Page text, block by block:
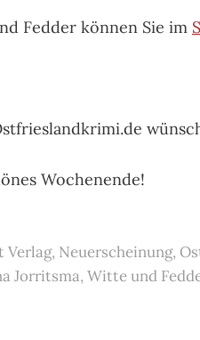
Fedder können Sie im
Wochenende!
Verlag, Neuerscheinung,
Jorritsma, Witte und